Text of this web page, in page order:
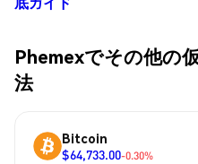
Phemexでその他の
法
Bitcoin
$64,733.00-0.30%